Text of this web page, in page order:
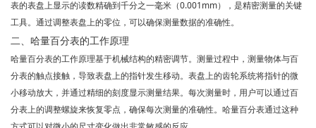
表的表盘上显示的读数精确到千分之一毫米（0.001mm），是精密测量的关键
工具。通过调整表盘上的零位，可以确保测量数据的准确性。
二、哈量百分表的工作原理
哈量百分表的工作原理基于机械结构的精密调节。测量过程中，测量物体与百
分表的触点接触，导致表盘上的指针发生移动。表盘上的齿轮系统将指针的微
小移动放大，并通过精细的刻度显示测量结果。每次测量时，用户可以通过百
分表上的调整螺旋来恢复零点，确保每次测量的准确性。哈量百分表通过这种